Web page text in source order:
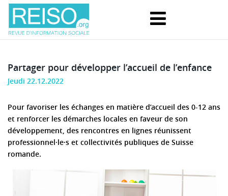
Partager pour développer l’accueil de l’enfance
Jeudi 22.12.2022
Pour favoriser les échanges en matière d’accueil des 0-12 ans
et renforcer les démarches locales en faveur de son
développement, des rencontres en lignes réunissent
professionnel·le·s et collectivités publiques de Suisse
romande.